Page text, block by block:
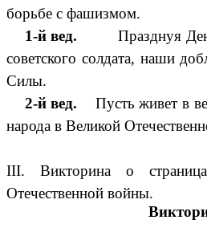
борьбе с фашизмом.
1-й вед. Празднуя
советского солдата, наши
Силы.
2-й вед. Пусть живет в
народа в Великой
III. Викторина о
Отечественной войны.